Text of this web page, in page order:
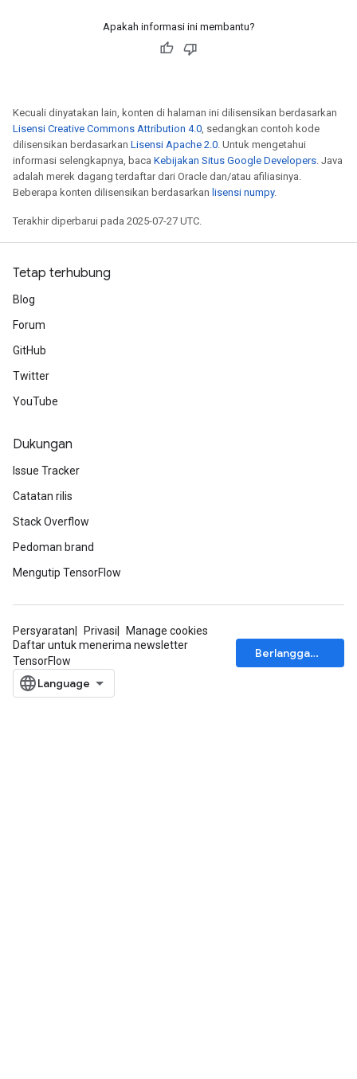
Apakah informasi ini membantu?
Kecuali dinyatakan lain, konten di halaman ini dilisensikan berdasarkan
Lisensi Creative Commons Attribution 4.0, sedangkan contoh kode
dilisensikan berdasarkan Lisensi Apache 2.0. Untuk mengetahui
informasi selengkapnya, baca Kebijakan Situs Google Developers. Java
adalah merek dagang terdaftar dari Oracle dan/atau afiliasinya.
Beberapa konten dilisensikan berdasarkan lisensi numpy.
Terakhir diperbarui pada 2025-07-27 UTC.
Tetap terhubung
Blog
Forum
GitHub
Twitter
YouTube
Dukungan
Issue Tracker
Catatan rilis
Stack Overflow
Pedoman brand
Mengutip TensorFlow
Persyaratan Privasi
Manage cookies
Daftar untuk menerima newsletter
TensorFlow
Berlangganan